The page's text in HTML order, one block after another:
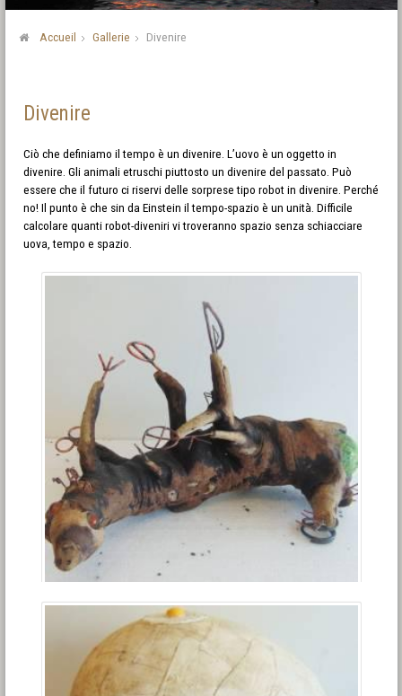
Accueil Gallerie Divenire
Divenire
Ciò che definiamo il tempo è un divenire. L’uovo è un oggetto in
divenire. Gli animali etruschi piuttosto un divenire del passato. Può
essere che il futuro ci riservi delle sorprese tipo robot in divenire. Perché
no! Il punto è che sin da Einstein il tempo-spazio è un unità. Difficile
calcolare quanti robot-diveniri vi troveranno spazio senza schiacciare
uova, tempo e spazio.